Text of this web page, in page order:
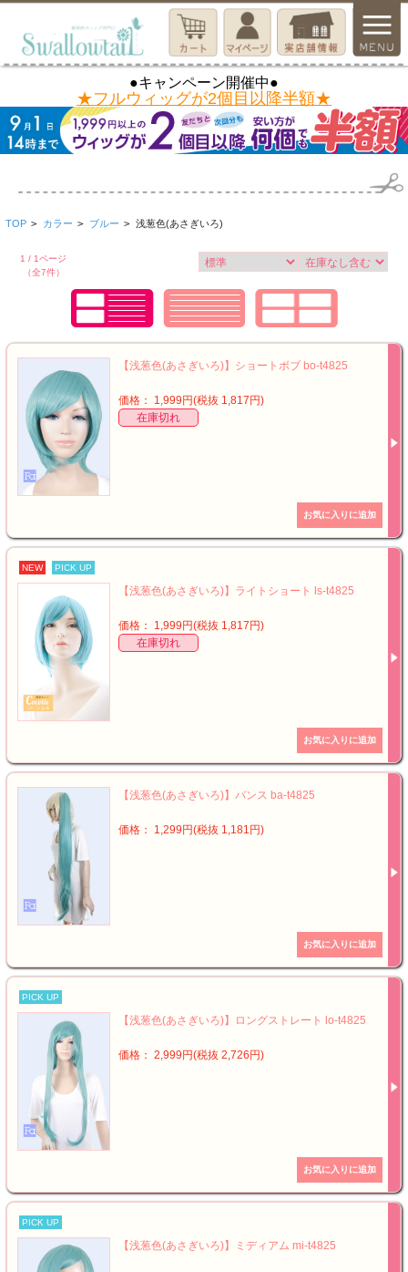
●キャンペーン開催中●
★フルウィッグが2個目以降半額★
TOP > カラー > ブルー > 浅葱色(あさぎいろ)
1 / 1ページ
（全7件）
【浅葱色(あさぎいろ)】ショートボブ bo-t4825
価格： 1,999円(税抜 1,817円)
在庫切れ
NEW PICK UP
【浅葱色(あさぎいろ)】ライトショート ls-t4825
価格： 1,999円(税抜 1,817円)
在庫切れ
【浅葱色(あさぎいろ)】バンス ba-t4825
価格： 1,299円(税抜 1,181円)
PICK UP
【浅葱色(あさぎいろ)】ロングストレート lo-t4825
価格： 2,999円(税抜 2,726円)
PICK UP
【浅葱色(あさぎいろ)】ミディアム mi-t4825